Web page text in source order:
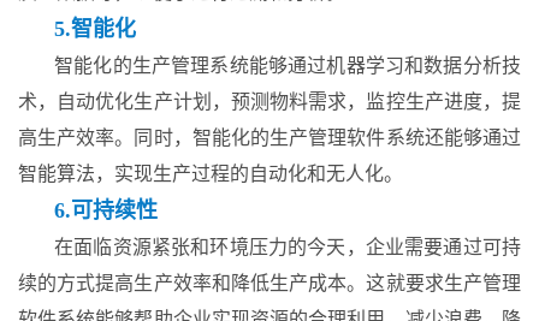
5.智能化
智能化的生产管理系统能够通过机器学习和数据分析技
术，自动优化生产计划，预测物料需求，监控生产进度，提
高生产效率。同时，智能化的生产管理软件系统还能够通过
智能算法，实现生产过程的自动化和无人化。
6.可持续性
在面临资源紧张和环境压力的今天，企业需要通过可持
续的方式提高生产效率和降低生产成本。这就要求生产管理